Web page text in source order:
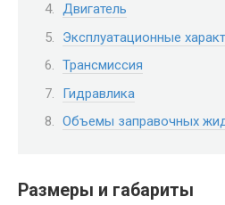
Двигатель
Эксплуатационные
Трансмиссия
Гидравлика
Объемы заправочных
Размеры и габариты